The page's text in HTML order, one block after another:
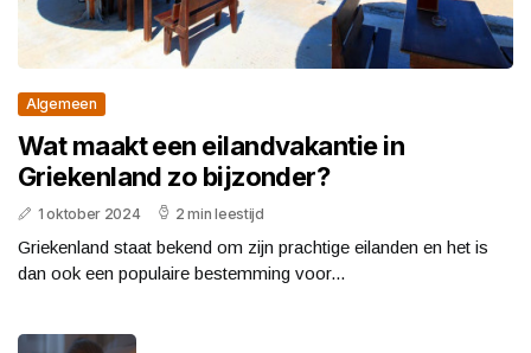
Algemeen
Wat maakt een eilandvakantie in
Griekenland zo bijzonder?
1 oktober 2024 2 min leestijd
Griekenland staat bekend om zijn prachtige eilanden en het is
dan ook een populaire bestemming voor...